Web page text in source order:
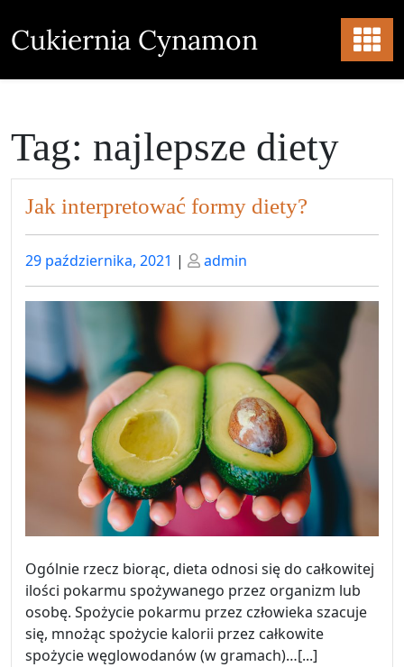
to
content
Cukiernia Cynamon
Tag: najlepsze diety
Jak interpretować formy diety?
Posted
on
29 października, 2021 | Posted
on
admin
Ogólnie rzecz biorąc, dieta odnosi się do całkowitej
ilości pokarmu spożywanego przez organizm lub
osobę. Spożycie pokarmu przez człowieka szacuje
się, mnożąc spożycie kalorii przez całkowite
spożycie węglowodanów (w gramach)…[...]